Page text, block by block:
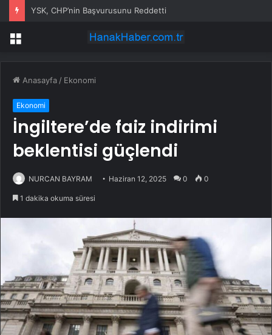
YSK, CHP’nin Başvurusunu Reddetti
Menü
Anasayfa / Ekonomi
Ekonomi
İngiltere’de faiz indirimi
beklentisi güçlendi
NURCAN BAYRAM Haziran 12, 2025 0 0
1 dakika okuma süresi